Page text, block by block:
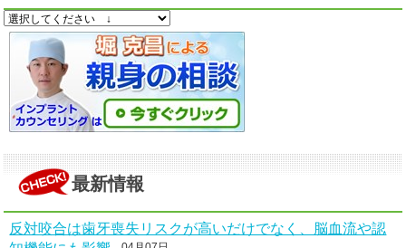
最新情報
反対咬合は歯牙喪失リスクが高いだけでなく、脳血流や認